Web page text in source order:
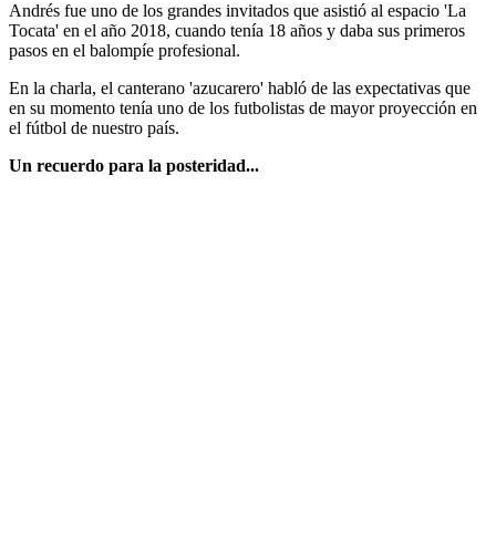
Andrés fue uno de los grandes invitados que asistió al espacio 'La
Tocata' en el año 2018, cuando tenía 18 años y daba sus primeros
pasos en el balompíe profesional.
En la charla, el canterano 'azucarero' habló de las expectativas que
en su momento tenía uno de los futbolistas de mayor proyección en
el fútbol de nuestro país.
Un recuerdo para la posteridad...